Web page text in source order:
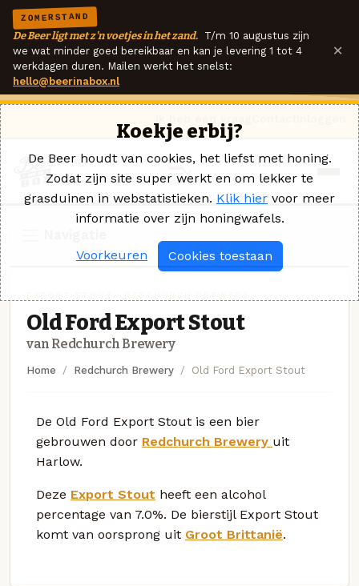
ZOMERSTAND
De Beer ligt met z'n voetjes in het zand. T/m 10 augustus zijn
we wat minder goed bereikbaar en kan je levering 1 tot 4
werkdagen duren. Mailen werkt het snelst:
hello@beerinabox.nl
×
Old Ford Export Stout
van Redchurch Brewery
Home Redchurch Brewery Old Ford Export Stout
De Old Ford Export Stout is een bier
gebrouwen door Redchurch Brewery uit
Harlow.
Deze Export Stout heeft een alcohol
percentage van 7.0%. De bierstijl Export Stout
komt van oorsprong uit Groot Brittanië.
Koekje erbij?
De Beer houdt van cookies, het liefst met honing.
Zodat zijn site super werkt en om lekker te
grasduinen in webstatistieken. Klik hier voor meer
informatie over zijn honingwafels.
Voorkeuren Cookies toestaan